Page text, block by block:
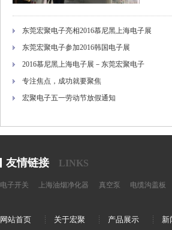
东莞宏聚电子亮相2016慕尼黑上海电子展
东莞宏聚电子参加2016韩国电子展
2016慕尼黑上海电子展－东莞宏聚电子
专注焦点，成功就要聚焦
宏聚电子五一劳动节放假通知
友情链接 LINKS
电子开关 上海油烟净化器 真空泵 电缆沟盖板
网站首页 关于宏聚 产品展示 新